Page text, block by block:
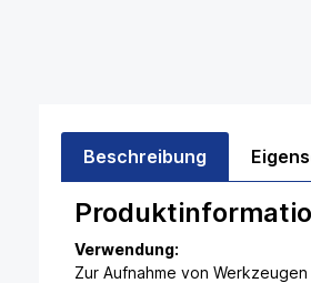
Beschreibung
Verwendung:
Zur Aufnahme von